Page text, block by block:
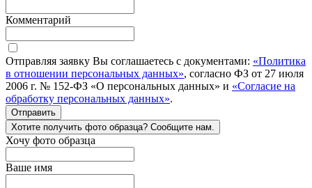
Комментарий
Отправляя заявку Вы соглашаетесь с документами: «Политика
в отношении персональных данных», согласно ФЗ от 27 июля
2006 г. № 152-ФЗ «О персональных данных» и «Согласие на
обработку персональных данных».
Отправить
Хотите получить фото образца? Сообщите нам.
Хочу фото образца
Ваше имя